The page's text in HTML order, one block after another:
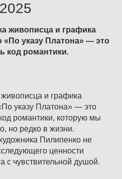
живописца и графика
«По указу Платона» — это
код романтики.
и графика
указу Платона» — это
романтики, которую мы
но редко в жизни.
Пилипенко не
ценности
с чувствительной душой.